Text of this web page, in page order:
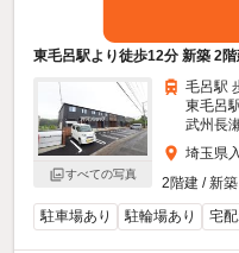
東毛呂駅より徒歩12分 新築 2
すべての写真
毛呂駅
東毛呂
武州長
埼玉県
2階建 / 新
駐車場あり
駐輪場あり 宅